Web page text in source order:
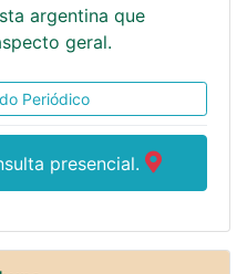
argentina que
geral.
Periódico
presencial.